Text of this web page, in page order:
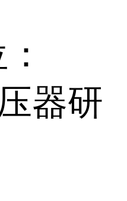
器研